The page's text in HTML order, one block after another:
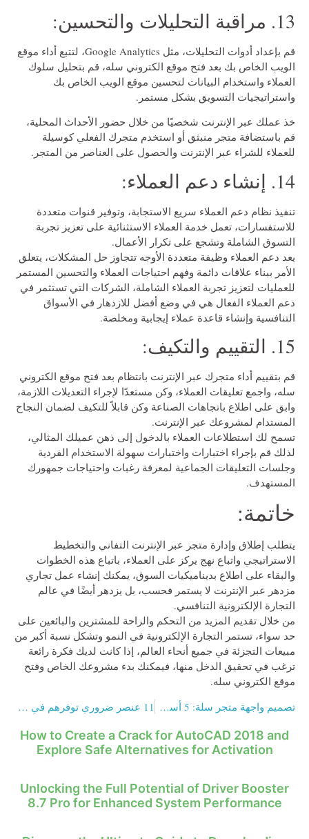
13. مراقبة التحليلات والتحسين:
قم بإعداد أدوات التحليلات، مثل Google Analytics، لتتبع أداء موقع
الويب الخاص بك بعد فتح موقع الكتروني سله، قم بتحليل سلوك
العملاء واستخدام البيانات لتحسين موقع الويب الخاص بك
واستراتيجيات التسويق بشكل مستمر.
خذ عملك عبر الإنترنت شخصيًا من خلال حضور الأحداث المحلية،
قم باستضافة متجر منبثق أو استخدم متجرك الفعلي كوسيلة
للعملاء للشراء عبر الإنترنت والحصول على العناصر من المتجر.
14. إنشاء دعم العملاء:
تنفيذ نظام دعم العملاء سريع الاستجابة، وتوفير قنوات متعددة
للاستفسارات، تعمل خدمة العملاء الاستثنائية على تعزيز تجربة
التسوق الشاملة وتشجع على تكرار الأعمال.
يعد دعم العملاء وظيفة متعددة الأوجه تتجاوز حل المشكلات، يتعلق
الأمر ببناء علاقات دائمة وفهم احتياجات العملاء والتحسين المستمر
للعمليات لتعزيز تجربة العملاء الشاملة، الشركات التي تستثمر في
دعم العملاء الفعال هي في وضع أفضل للازدهار في الأسواق
التنافسية وإنشاء قاعدة عملاء إيجابية ومخلصة.
15. التقييم والتكيف:
قم بتقييم أداء متجرك عبر الإنترنت بانتظام بعد فتح موقع الكتروني
سله، واجمع تعليقات العملاء، وكن مستعدًا لإجراء التعديلات اللازمة،
وابق على اطلاع باتجاهات الصناعة وكن قابلاً للتكيف لضمان النجاح
المستدام لمشروعك عبر الإنترنت.
تسمح لك استطلاعات العملاء بالدخول إلى ذهن عميلك المثالي،
لذلك قم بإجراء اختبارات واختبارات سهولة الاستخدام الفردية
وجلسات التعليقات الجماعية لمعرفة رغبات واحتياجات جمهورك
المستهدف.
خاتمة:
يتطلب إطلاق وإدارة متجر عبر الإنترنت التفاني والتخطيط
الاستراتيجي واتباع نهج يركز على العملاء، باتباع هذه الخطوات
والبقاء على اطلاع بديناميكيات السوق، يمكنك إنشاء عمل تجاري
مزدهر عبر الإنترنت لا يستمر فحسب، بل يزدهر أيضًا في عالم
التجارة الإلكترونية التنافسي.
من خلال تقديم المزيد من التحكم والراحة للمشترين والبائعين على
حد سواء، تستمر التجارة الإلكترونية في النمو وتشكل نسبة أكبر من
مبيعات التجزئة في جميع أنحاء العالم، إذا كانت لديك فكرة رائعة
ترغب في تحقيق الدخل منها، فيمكنك بدء مشروعك الخاص وفتح
موقع الكتروني سله.
تصميم واجهة متجر سلة: 5 أسرار مهمة
11 عنصر ضروري توفرهم في مكتب دراسة جدوى
How to Create a Crack for AutoCAD 2018 and
Explore Safe Alternatives for Activation
Unlocking the Full Potential of Driver Booster
8.7 Pro for Enhanced System Performance